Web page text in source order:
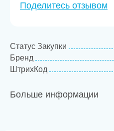
Поделитесь отзывом
Статус Закупки
Бренд
ШтрихКод
Больше информации